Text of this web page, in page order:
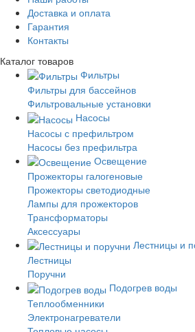
Доставка и оплата
Гарантия
Контакты
Каталог товаров
Фильтры
Фильтры для бассейнов
Фильтровальные установки
Насосы
Насосы с префильтром
Насосы без префильтра
Освещение
Прожекторы галогеновые
Прожекторы светодиодные
Лампы для прожекторов
Трансформаторы
Аксессуары
Лестницы и
Лестницы
Поручни
Подогрев воды
Теплообменники
Электронагреватели